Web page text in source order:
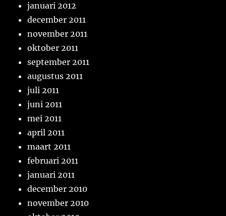
januari 2012
december 2011
november 2011
oktober 2011
september 2011
augustus 2011
juli 2011
juni 2011
mei 2011
april 2011
maart 2011
februari 2011
januari 2011
december 2010
november 2010